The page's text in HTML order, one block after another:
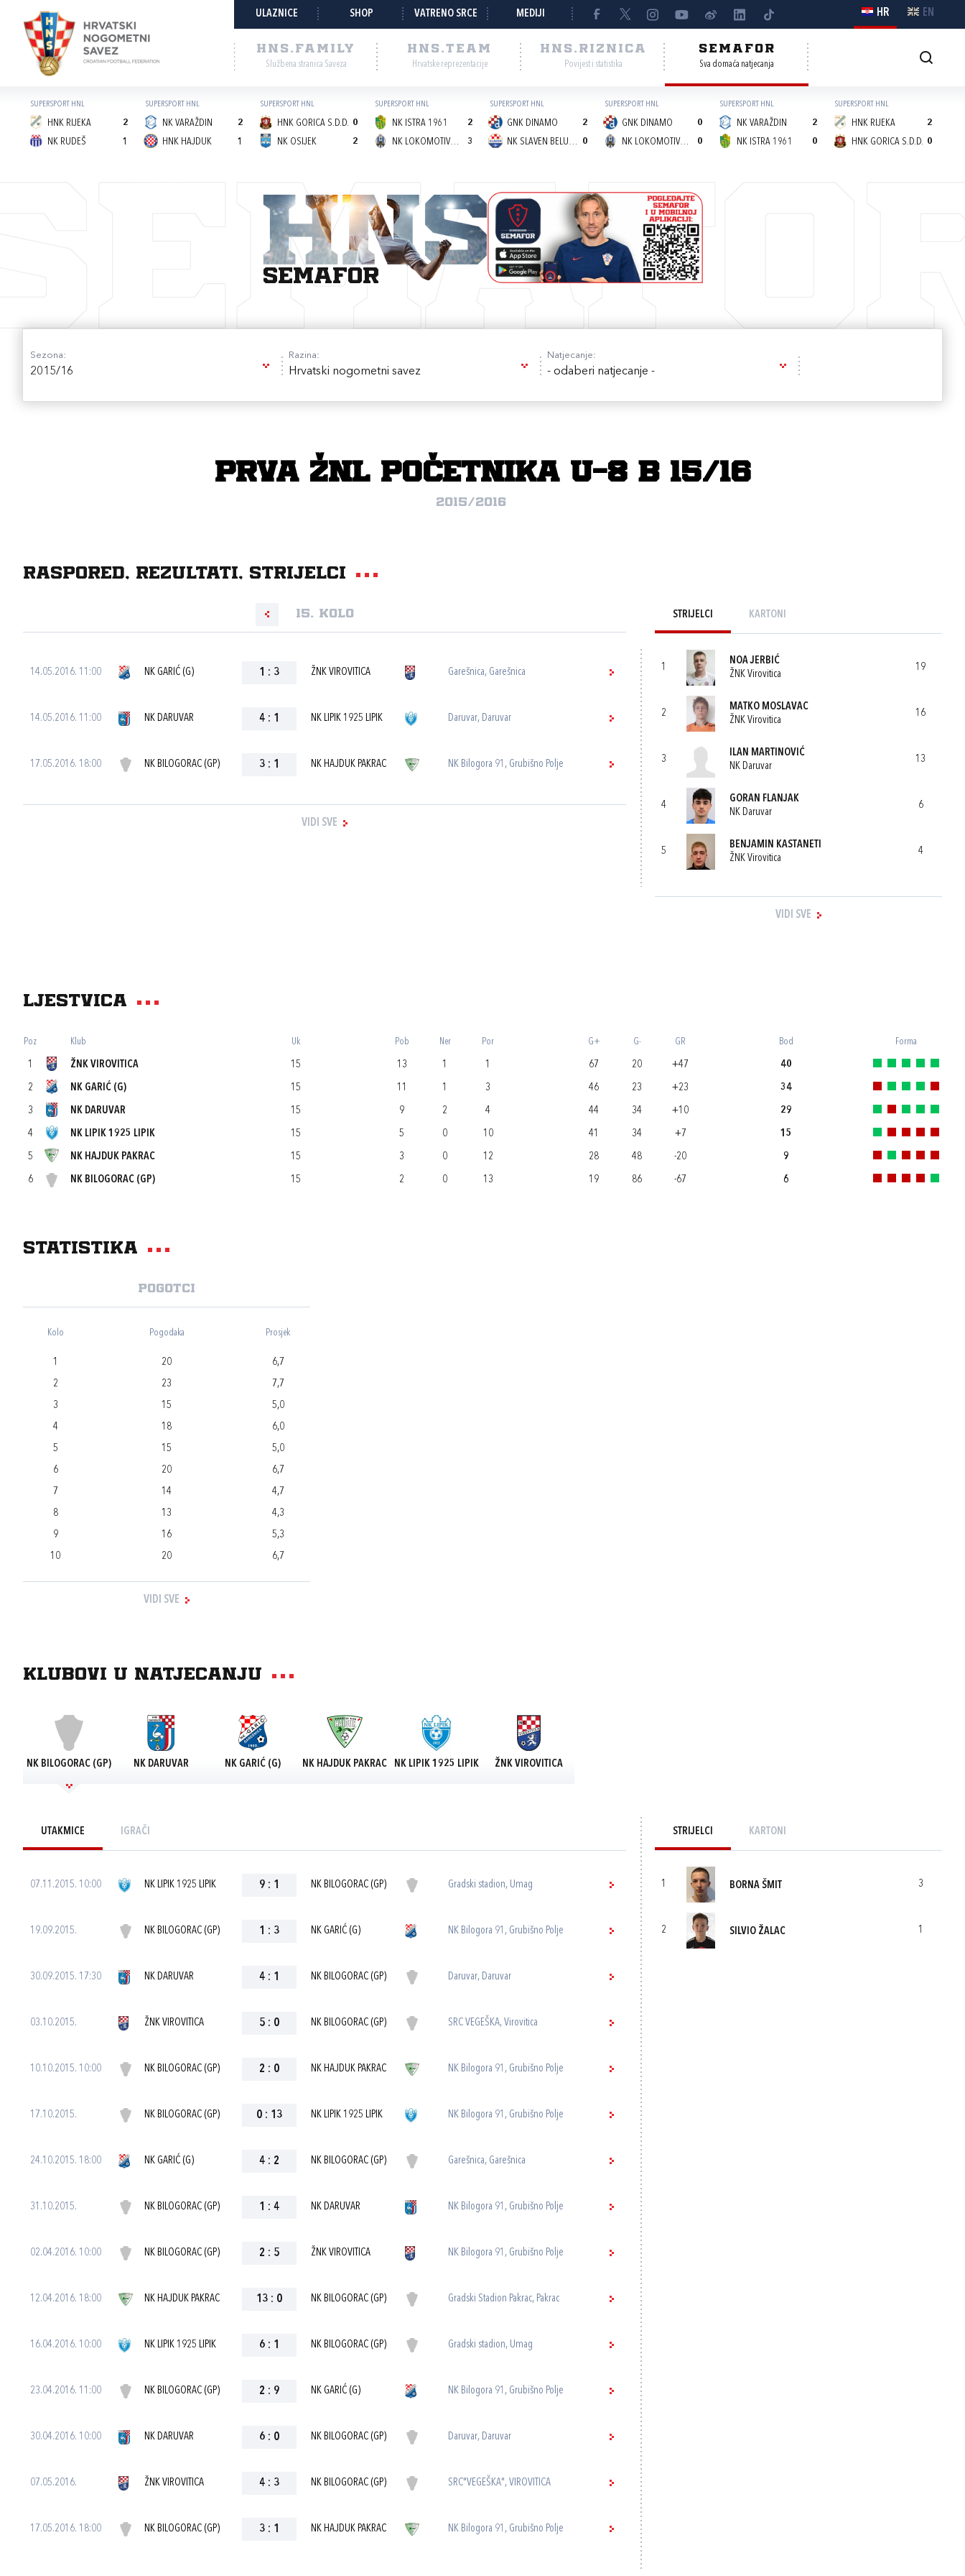
ULAZNICE SHOP VATRENO SRCE MEDIJI HR EN
HNS.FAMILY
Službena stranica Saveza
HNS.TEAM
Hrvatske reprezentacije
HNS.RIZNICA
Povijest i statistika
SEMAFOR
Sva domaća natjecanja
SUPERSPORT HNL
HNK RIJEKA
2
1
NK RUDEŠ
SUPERSPORT HNL
NK VARAŽDIN
2
1
HNK HAJDUK
SUPERSPORT HNL
HNK GORICA S.D.D. 0
2
NK OSIJEK
SUPERSPORT HNL
NK ISTRA 1961
2
3
NK LOKOMOTIVA (Z)
SUPERSPORT HNL
GNK DINAMO
2
0
NK SLAVEN BELUPO
SUPERSPORT HNL
GNK DINAMO
0
0
NK LOKOMOTIVA (Z)
SUPERSPORT HNL
NK VARAŽDIN
2
0
NK ISTRA 1961
SUPERSPORT HNL
HNK RIJEKA
2
0
HNK GORICA S.D.D.
semafor
Sezona:
2015/16
Razina:
Hrvatski nogometni savez
Natjecanje:
- odaberi natjecanje -
Prva ŽNL početnika U-8 B 15/16
2015/2016
Raspored, rezultati, strijelci
15. kolo
14.05.2016. 11:00 NK GARIĆ (G) 1 : 3 ŽNK VIROVITICA Garešnica, Garešnica
14.05.2016. 11:00 NK DARUVAR 4 : 1 NK LIPIK 1925 LIPIK Daruvar, Daruvar
17.05.2016. 18:00 NK BILOGORAC (GP) 3 : 1 NK HAJDUK PAKRAC NK Bilogora 91, Grubišno Polje
VIDI SVE
STRIJELCI KARTONI
1
NOA JERBIĆ
ŽNK Virovitica
19
2
MATKO MOSLAVAC
ŽNK Virovitica
16
3
ILAN MARTINOVIĆ
NK Daruvar
13
4
GORAN FLANJAK
NK Daruvar
6
5
BENJAMIN KASTANETI
ŽNK Virovitica
4
VIDI SVE
Ljestvica
Poz Klub Uk Pob Ner Por G+ G- GR Bod Forma
1 ŽNK VIROVITICA 15 13 1 1 67 20 +47 40
2 NK GARIĆ (G) 15 11 1 3 46 23 +23 34
3 NK DARUVAR 15 9 2 4 44 34 +10 29
4 NK LIPIK 1925 LIPIK 15 5 0 10 41 34 +7 15
5 NK HAJDUK PAKRAC 15 3 0 12 28 48 -20 9
6 NK BILOGORAC (GP) 15 2 0 13 19 86 -67 6
Statistika
Pogotci
Kolo Pogodaka Prosjek
1 20
6,7
2
23
7,7
3
15
5,0
4
18
6,0
5
15
5,0
6
20
6,7
7
14
4,7
8
13
4,3
9
16
5,3
10
20 6,7
VIDI SVE
Klubovi u natjecanju
NK BILOGORAC (GP) NK DARUVAR NK GARIĆ (G) NK HAJDUK PAKRAC NK LIPIK 1925 LIPIK ŽNK VIROVITICA
UTAKMICE IGRAČI
07.11.2015. 10:00 NK LIPIK 1925 LIPIK 9 : 1 NK BILOGORAC (GP) Gradski stadion, Umag
19.09.2015. NK BILOGORAC (GP) 1 : 3 NK GARIĆ (G) NK Bilogora 91, Grubišno Polje
30.09.2015. 17:30 NK DARUVAR 4 : 1 NK BILOGORAC (GP) Daruvar, Daruvar
03.10.2015. ŽNK VIROVITICA 5 : 0 NK BILOGORAC (GP) SRC VEGEŠKA, Virovitica
10.10.2015. 10:00 NK BILOGORAC (GP) 2 : 0 NK HAJDUK PAKRAC NK Bilogora 91, Grubišno Polje
17.10.2015. NK BILOGORAC (GP) 0 : 13 NK LIPIK 1925 LIPIK NK Bilogora 91, Grubišno Polje
24.10.2015. 18:00 NK GARIĆ (G) 4 : 2 NK BILOGORAC (GP) Garešnica, Garešnica
31.10.2015. NK BILOGORAC (GP) 1 : 4 NK DARUVAR NK Bilogora 91, Grubišno Polje
02.04.2016. 10:00 NK BILOGORAC (GP) 2 : 5 ŽNK VIROVITICA NK Bilogora 91, Grubišno Polje
12.04.2016. 18:00 NK HAJDUK PAKRAC 13 : 0 NK BILOGORAC (GP) Gradski Stadion Pakrac, Pakrac
16.04.2016. 10:00 NK LIPIK 1925 LIPIK 6 : 1 NK BILOGORAC (GP) Gradski stadion, Umag
23.04.2016. 11:00 NK BILOGORAC (GP) 2 : 9 NK GARIĆ (G) NK Bilogora 91, Grubišno Polje
30.04.2016. 10:00 NK DARUVAR 6 : 0 NK BILOGORAC (GP) Daruvar, Daruvar
07.05.2016. ŽNK VIROVITICA 4 : 3 NK BILOGORAC (GP) SRC"VEGEŠKA", VIROVITICA
17.05.2016. 18:00 NK BILOGORAC (GP) 3 : 1 NK HAJDUK PAKRAC NK Bilogora 91, Grubišno Polje
STRIJELCI KARTONI
1 BORNA ŠMIT 3
2 SILVIO ŽALAC 1